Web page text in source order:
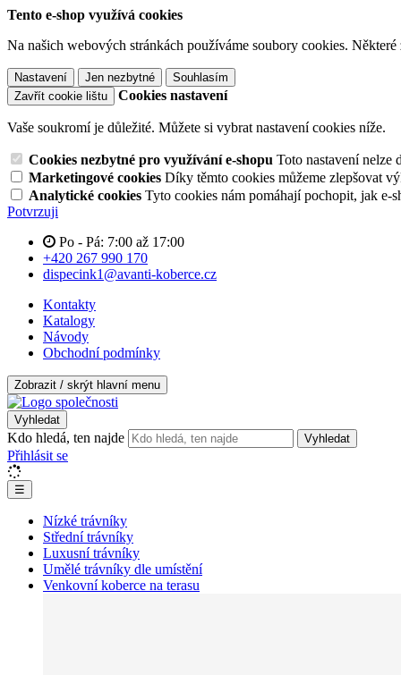
Tento e-shop využívá cookies
Na našich webových stránkách používáme soubory cookies.
Nastavení Jen nezbytné
Souhlasím
Zavřít cookie lištu
Cookies nastavení
Vaše soukromí je důležité. Můžete si vybrat nastavení cookies níže.
Cookies nezbytné pro využívání e-shopu Toto nastavení nelze
Marketingové cookies Díky těmto cookies můžeme zlepšovat
Analytické cookies Tyto cookies nám pomáhají pochopit, jak e-
Potvrzuji
Po - Pá: 7:00 až 17:00
+420 267 990 170
dispecink1@avanti-koberce.cz
Kontakty
Katalogy
Návody
Obchodní podmínky
Zobrazit / skrýt hlavní menu
Vyhledat
Kdo hledá, ten najde Vyhledat
Přihlásit se
☰
Nízké trávníky
Střední trávníky
Luxusní trávníky
Umělé trávníky dle umístění
Venkovní koberce na terasu